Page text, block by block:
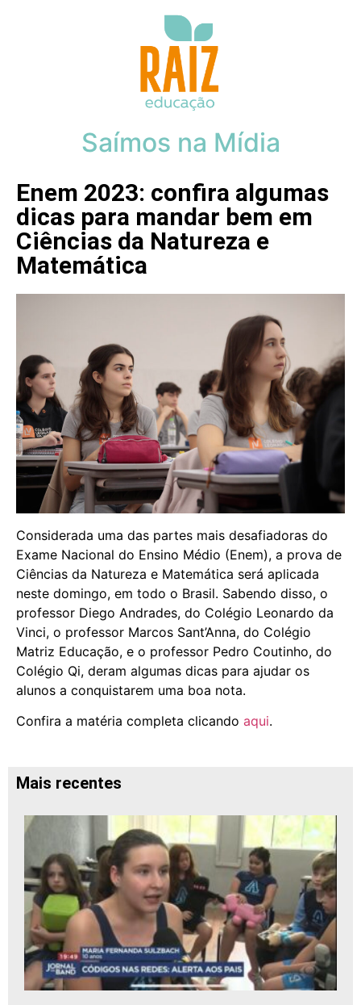
Saímos na Mídia
Enem 2023: confira algumas
dicas para mandar bem em
Ciências da Natureza e
Matemática
Considerada uma das partes mais desafiadoras do
Exame Nacional do Ensino Médio (Enem), a prova de
Ciências da Natureza e Matemática será aplicada
neste domingo, em todo o Brasil. Sabendo disso, o
professor Diego Andrades, do Colégio Leonardo da
Vinci, o professor Marcos Sant’Anna, do Colégio
Matriz Educação, e o professor Pedro Coutinho, do
Colégio Qi, deram algumas dicas para ajudar os
alunos a conquistarem uma boa nota.
Confira a matéria completa clicando aqui.
Mais recentes